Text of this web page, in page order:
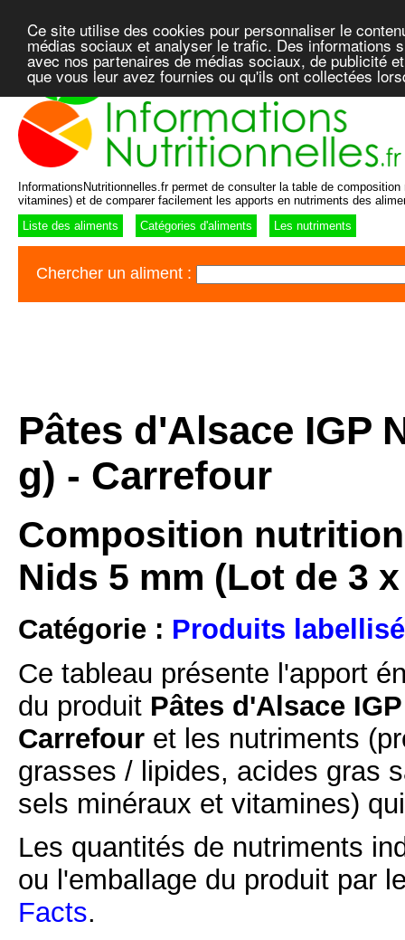
Ce site utilise des cookies pour personnaliser le
médias sociaux et analyser le trafic. Des informations
avec nos partenaires de médias sociaux, de publicité
que vous leur avez fournies ou qu'ils ont collectées
InformationsNutritionnelles.fr permet de consulter la table de
vitamines) et de comparer facilement les apports en nutriments des
Liste des aliments
Catégories d'aliments Les nutriments
Chercher un aliment :
Pâtes d'Alsace IGP
g) - Carrefour
Composition
Nids 5 mm (Lot de 3
Catégorie : Produits
Ce tableau présente l'apport
du produit Pâtes d'Alsace
Carrefour et les nutriments
grasses / lipides, acides gras
sels minéraux et vitamines)
Les quantités de nutriments
ou l'emballage du produit par
Facts.